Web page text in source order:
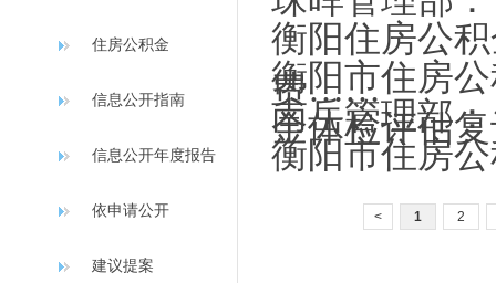
住房公积金
信息公开指南
信息公开年度报告
依申请公开
建议提案
衡阳住房公
费……
衡阳市住房
金体检评估
南岳管理部
衡阳市住房
< 1 2